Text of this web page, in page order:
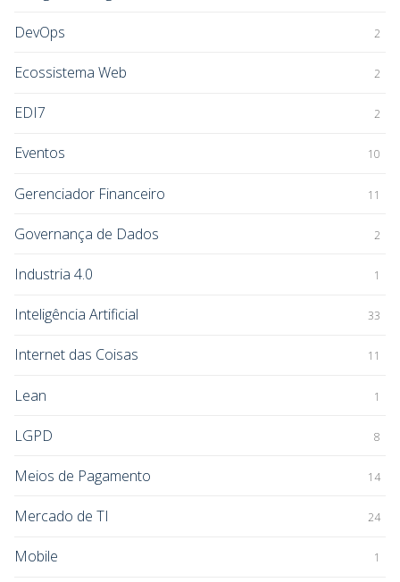
DevOps 2
Ecossistema Web 2
EDI7 2
Eventos 10
Gerenciador Financeiro 11
Governança de Dados 2
Industria 4.0 1
Inteligência Artificial 33
Internet das Coisas 11
Lean 1
LGPD 8
Meios de Pagamento 14
Mercado de TI 24
Mobile 1